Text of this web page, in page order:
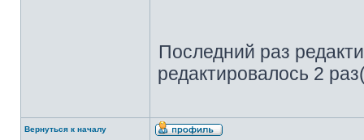
Последний раз
редактировалось 2
Вернуться к началу